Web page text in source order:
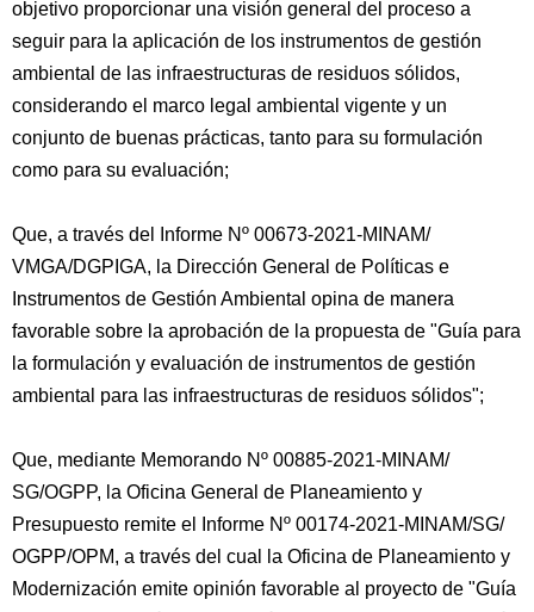
objetivo proporcionar una visión general del proceso a
seguir para la aplicación de los instrumentos de gestión
ambiental de las infraestructuras de residuos sólidos,
considerando el marco legal ambiental vigente y un
conjunto de buenas prácticas, tanto para su formulación
como para su evaluación;
Que, a través del Informe Nº 00673-2021-MINAM/
VMGA/DGPIGA, la Dirección General de Políticas e
Instrumentos de Gestión Ambiental opina de manera
favorable sobre la aprobación de la propuesta de "Guía para
la formulación y evaluación de instrumentos de gestión
ambiental para las infraestructuras de residuos sólidos";
Que, mediante Memorando Nº 00885-2021-MINAM/
SG/OGPP, la Oficina General de Planeamiento y
Presupuesto remite el Informe Nº 00174-2021-MINAM/SG/
OGPP/OPM, a través del cual la Oficina de Planeamiento y
Modernización emite opinión favorable al proyecto de "Guía